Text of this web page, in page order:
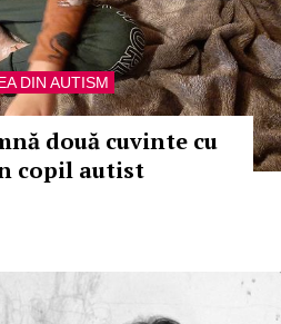
DIN AUTISM
două cuvinte cu
copil autist